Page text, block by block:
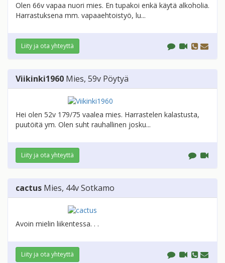
Olen 66v vapaa nuori mies. En tupakoi enkä käytä alkoholia.
Harrastuksena mm. vapaaehtoistyö, lu...
Liity ja ota yhteyttä
Viikinki1960 Mies, 59v Pöytyä
Hei olen 52v 179/75 vaalea mies. Harrastelen kalastusta,
puutöitä ym. Olen suht rauhallinen josku...
Liity ja ota yhteyttä
cactus Mies, 44vSotkamo
Avoin mielin liikentessa. . .
Liity ja ota yhteyttä